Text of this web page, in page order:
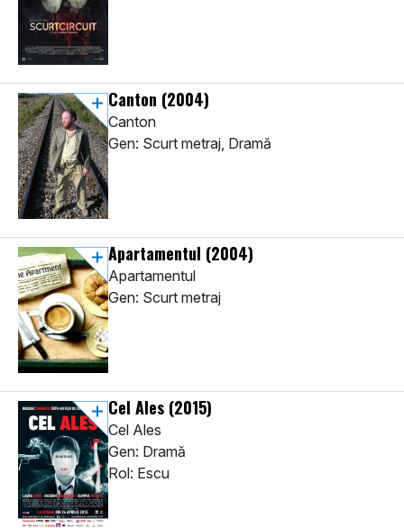
Canton (2004)
Canton
Gen: Scurt metraj, Dramă
Apartamentul (2004)
Apartamentul
Gen: Scurt metraj
Cel Ales (2015)
Cel Ales
Gen: Dramă
Rol: Escu